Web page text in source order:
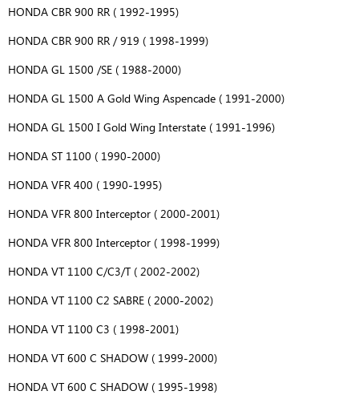
HONDA CBR 900 RR ( 1992-1995)
HONDA CBR 900 RR / 919 ( 1998-1999)
HONDA GL 1500 /SE ( 1988-2000)
HONDA GL 1500 A Gold Wing Aspencade ( 1991-2000)
HONDA GL 1500 I Gold Wing Interstate ( 1991-1996)
HONDA ST 1100 ( 1990-2000)
HONDA VFR 400 ( 1990-1995)
HONDA VFR 800 Interceptor ( 2000-2001)
HONDA VFR 800 Interceptor ( 1998-1999)
HONDA VT 1100 C/C3/T ( 2002-2002)
HONDA VT 1100 C2 SABRE ( 2000-2002)
HONDA VT 1100 C3 ( 1998-2001)
HONDA VT 600 C SHADOW ( 1999-2000)
HONDA VT 600 C SHADOW ( 1995-1998)